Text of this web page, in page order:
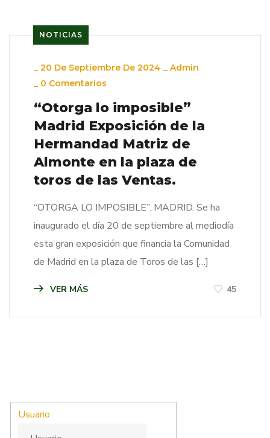
NOTICIAS
_ 20 De Septiembre De 2024 _ Admin
_ 0 Comentarios
“Otorga lo imposible”
Madrid Exposición de la
Hermandad Matriz de
Almonte en la plaza de
toros de las Ventas.
“OTORGA LO IMPOSIBLE”. MADRID. Se ha
inaugurado el día 20 de septiembre al mediodía
esta gran exposición que financia la Comunidad
de Madrid en la plaza de Toros de las […]
VER MÁS 45
Usuario